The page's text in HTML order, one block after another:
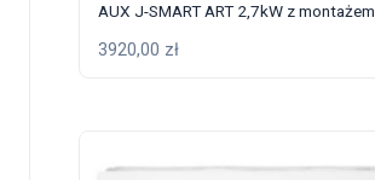
AUX J-SMART ART 2,7kW z montażem
3920,00 zł